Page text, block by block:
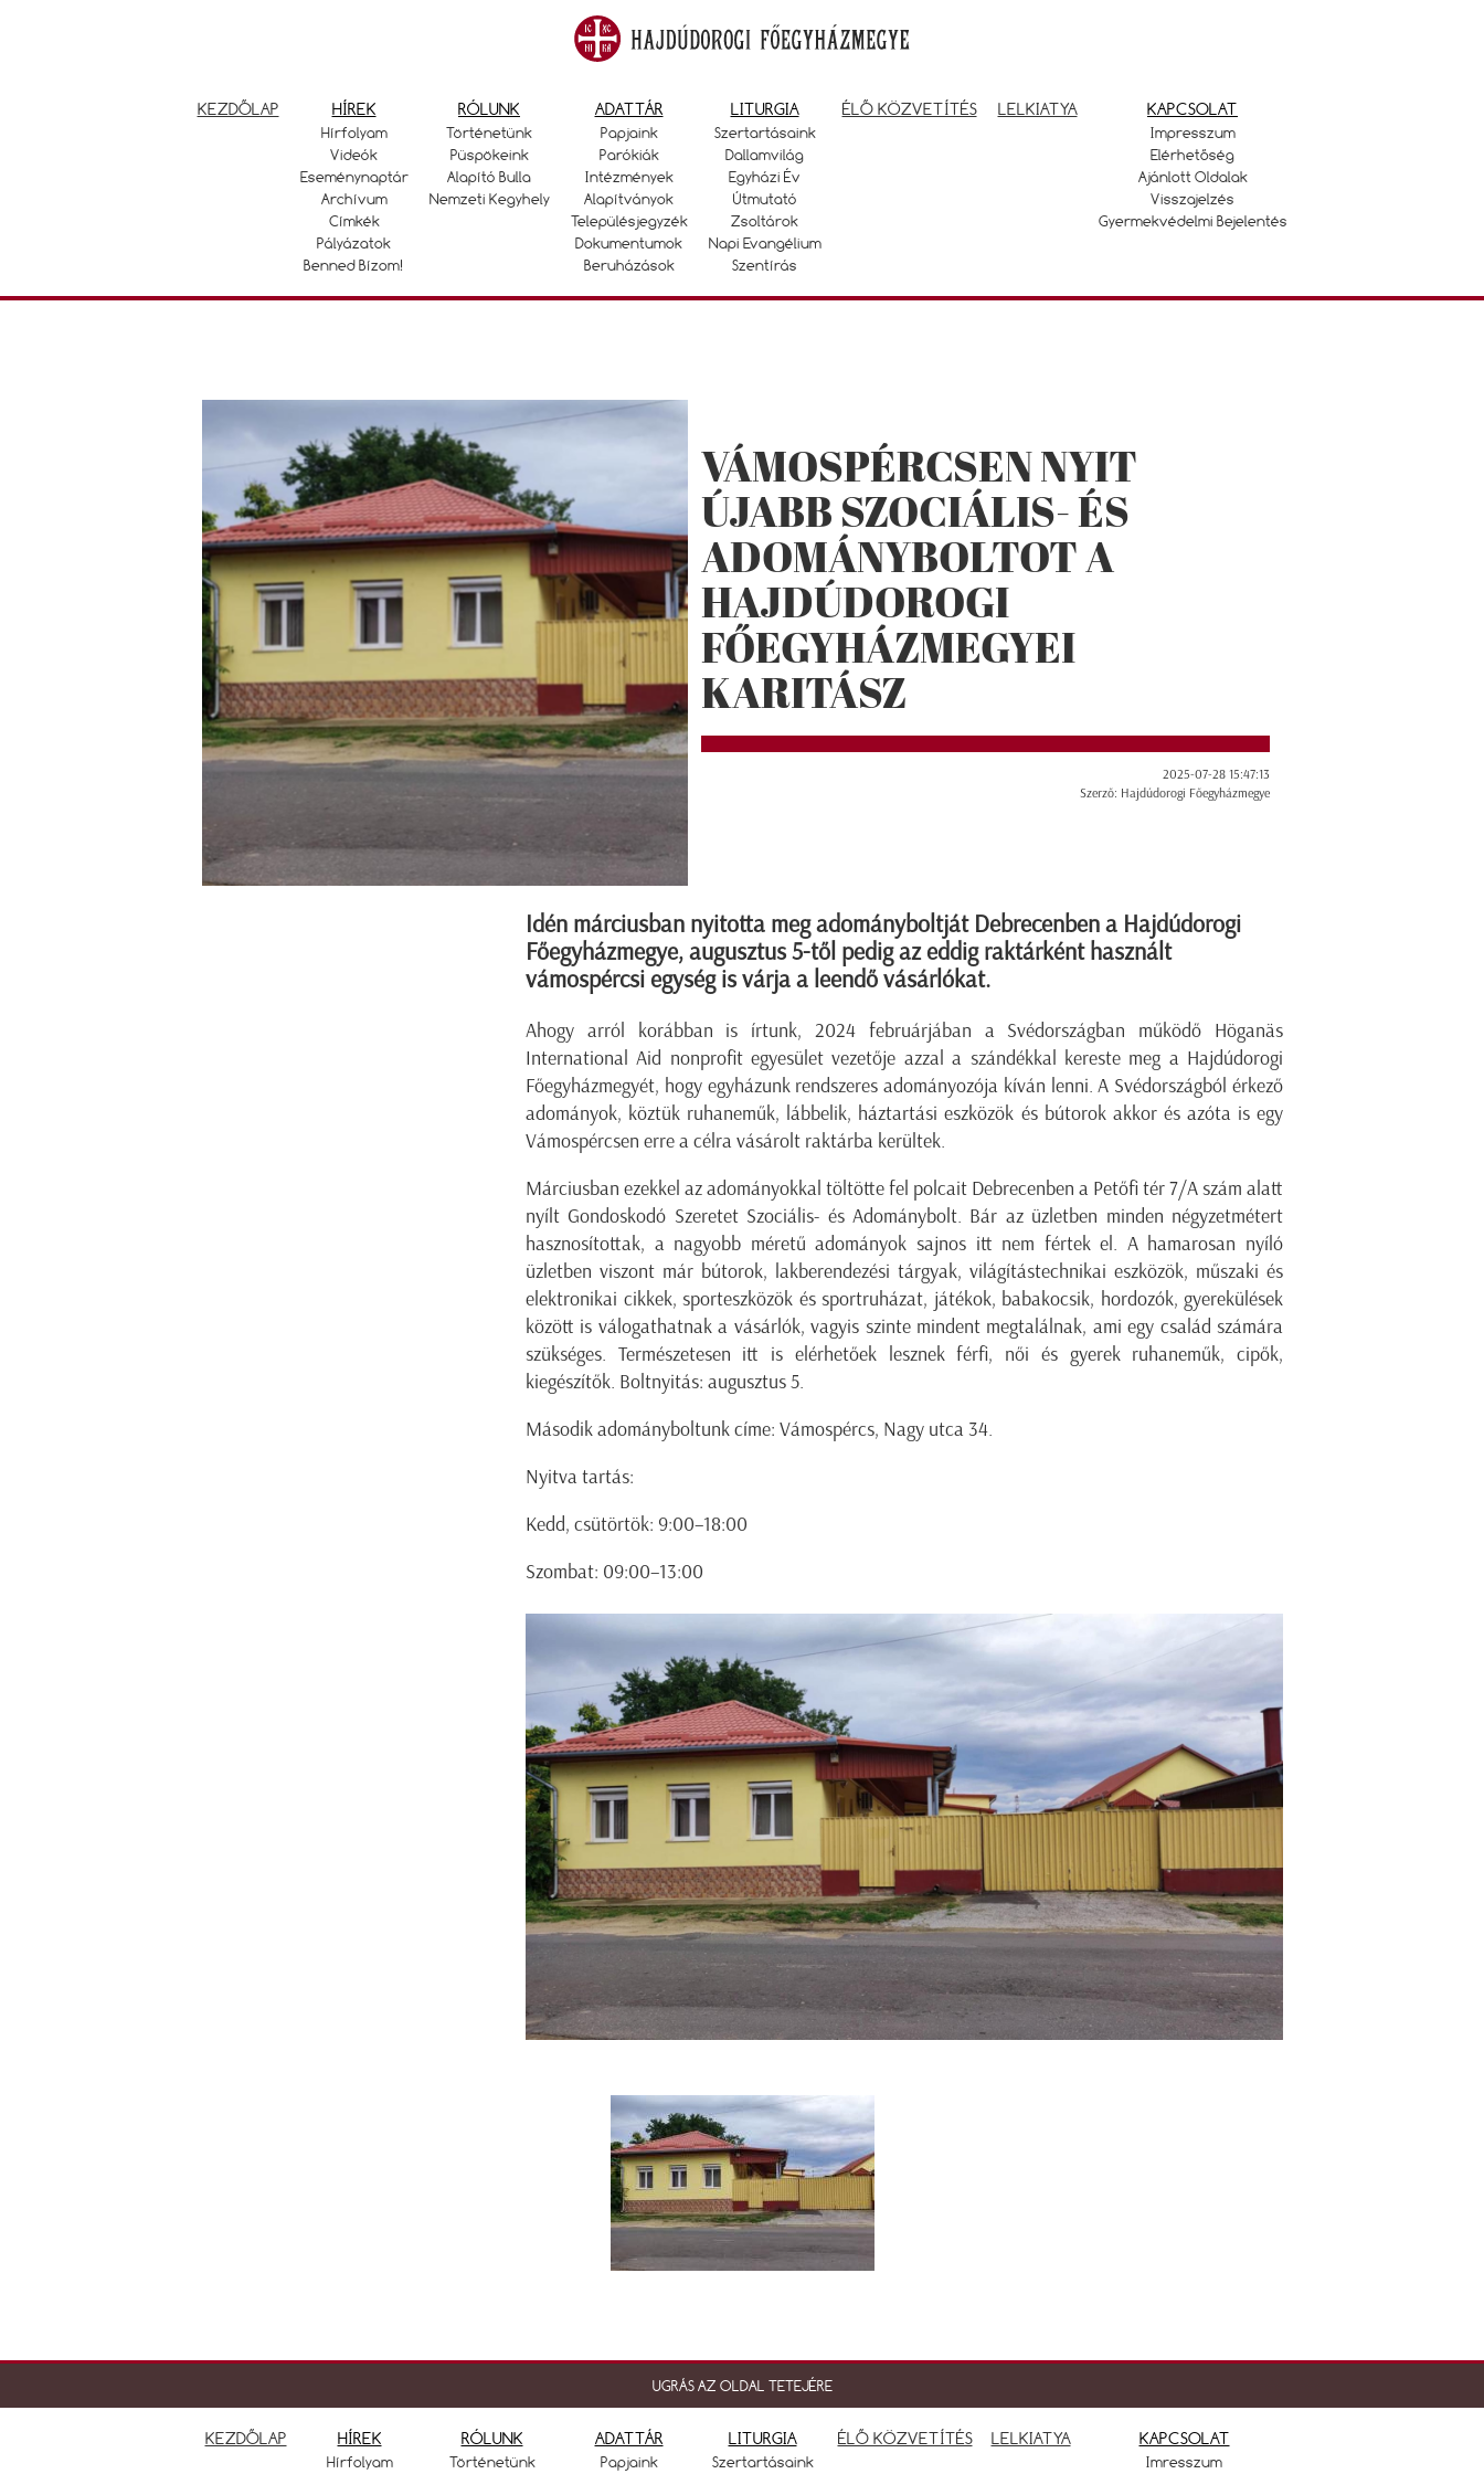
KEZDŐLAP HÍREK
Hírfolyam
Videók
Eseménynaptár
Archívum
Címkék
Pályázatok
Benned Bízom!
RÓLUNK
Történetünk
Püspökeink
Alapító Bulla
Nemzeti Kegyhely
ADATTÁR
Papjaink
Parókiák
Intézmények
Alapítványok
Településjegyzék
Dokumentumok
Beruházások
LITURGIA
Szertartásaink
Dallamvilág
Egyházi Év
Útmutató
Zsoltárok
Napi Evangélium
Szentírás
ÉLŐ KÖZVETÍTÉS LELKIATYA KAPCSOLAT
Impresszum
Elérhetőség
Ajánlott Oldalak
Visszajelzés
Gyermekvédelmi Bejelentés
VÁMOSPÉRCSEN NYIT
ÚJABB SZOCIÁLIS- ÉS
ADOMÁNYBOLTOT A
HAJDÚDOROGI
FŐEGYHÁZMEGYEI
KARITÁSZ
2025-07-28 15:47:13
Szerző: Hajdúdorogi Főegyházmegye
Idén márciusban nyitotta meg adományboltját Debrecenben a Hajdúdorogi
Főegyházmegye, augusztus 5-től pedig az eddig raktárként használt
vámospércsi egység is várja a leendő vásárlókat.
Ahogy arról korábban is írtunk, 2024 februárjában a Svédországban működő Höganäs
International Aid nonprofit egyesület vezetője azzal a szándékkal kereste meg a Hajdúdorogi
Főegyházmegyét, hogy egyházunk rendszeres adományozója kíván lenni. A Svédországból érkező
adományok, köztük ruhaneműk, lábbelik, háztartási eszközök és bútorok akkor és azóta is egy
Vámospércsen erre a célra vásárolt raktárba kerültek.
Márciusban ezekkel az adományokkal töltötte fel polcait Debrecenben a Petőfi tér 7/A szám alatt
nyílt Gondoskodó Szeretet Szociális- és Adománybolt. Bár az üzletben minden négyzetmétert
hasznosítottak, a nagyobb méretű adományok sajnos itt nem fértek el. A hamarosan nyíló
üzletben viszont már bútorok, lakberendezési tárgyak, világítástechnikai eszközök, műszaki és
elektronikai cikkek, sporteszközök és sportruházat, játékok, babakocsik, hordozók, gyerekülések
között is válogathatnak a vásárlók, vagyis szinte mindent megtalálnak, ami egy család számára
szükséges. Természetesen itt is elérhetőek lesznek férfi, női és gyerek ruhaneműk, cipők,
kiegészítők. Boltnyitás: augusztus 5.
Második adományboltunk címe: Vámospércs, Nagy utca 34.
Nyitva tartás:
Kedd, csütörtök: 9:00–18:00
Szombat: 09:00–13:00
UGRÁS AZ OLDAL TETEJÉRE
KEZDŐLAP HÍREK
Hírfolyam
RÓLUNK
Történetünk
ADATTÁR
Papjaink
LITURGIA
Szertartásaink
ÉLŐ KÖZVETÍTÉS LELKIATYA KAPCSOLAT
Imresszum